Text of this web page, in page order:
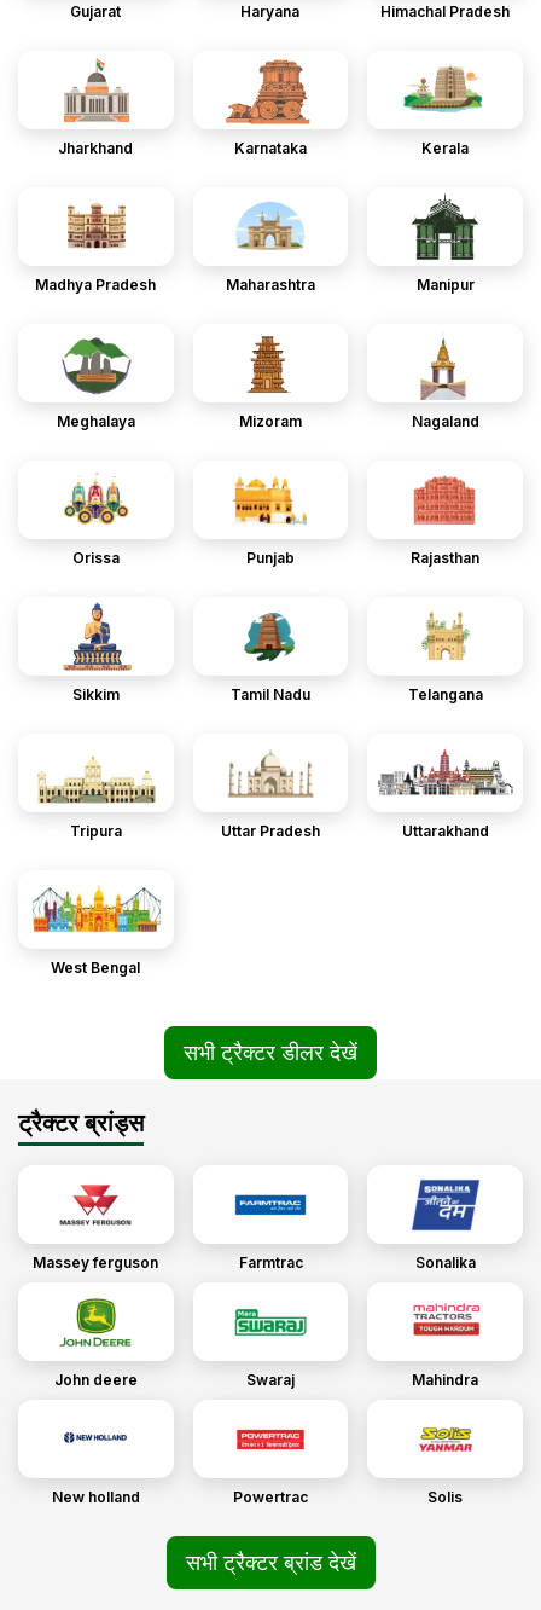
Gujarat Haryana Himachal Pradesh
Jharkhand Karnataka Kerala
Madhya Pradesh Maharashtra Manipur
Meghalaya Mizoram Nagaland
Orissa Punjab Rajasthan
Sikkim Tamil Nadu Telangana
Tripura Uttar Pradesh Uttarakhand
West Bengal
सभी ट्रैक्टर डीलर देखें
ट्रैक्टर ब्रांड्स
Massey ferguson Farmtrac Sonalika
John deere Swaraj Mahindra
New holland Powertrac Solis
सभी ट्रैक्टर ब्रांड देखें